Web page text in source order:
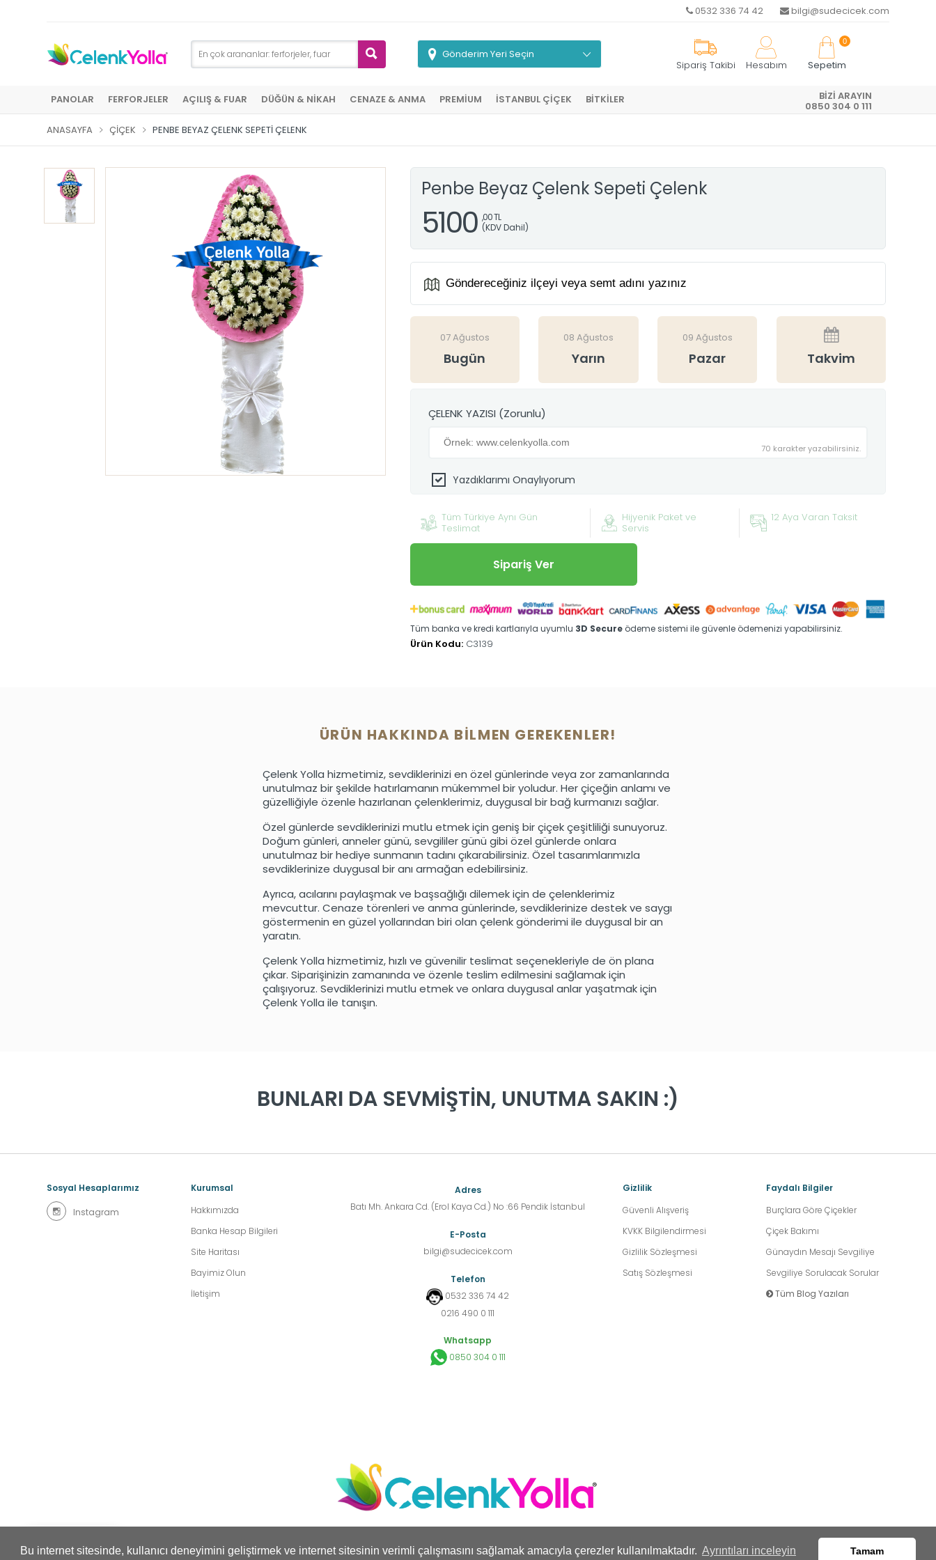
Bu internet sitesinde, kullanıcı deneyimini geliştirmek ve internet sitesinin verimli çalışmasını sağlamak amacıyla çerezler kullanılmaktadır. Ayrıntıları inceleyin Tamam
0532 336 74 42 bilgi@sudecicek.com
Gönderim Yeri Seçin
Sipariş Takibi
Hesabım Sepetim
0
PANOLAR FERFORJELER AÇILIŞ & FUAR DÜĞÜN & NİKAH CENAZE & ANMA PREMİUM İSTANBUL ÇİÇEK BİTKİLER BİZİ ARAYIN
0850 304 0 111
ANASAYFA
ÇIÇEK PENBE BEYAZ ÇELENK SEPETI ÇELENK
Penbe Beyaz Çelenk Sepeti Çelenk
5100 ,00 TL
(KDV Dahil)
07 Ağustos
Bugün
08 Ağustos
Yarın
09 Ağustos
Pazar Takvim
ÇELENK YAZISI (Zorunlu)
70 karakter yazabilirsiniz.
Yazdıklarımı Onaylıyorum
Tüm Türkiye Aynı Gün
Teslimat
Hijyenik Paket ve
Servis
12 Aya Varan Taksit
Sipariş Ver
Tüm banka ve kredi kartlarıyla uyumlu 3D Secureödeme sistemi ile güvenle ödemenizi yapabilirsiniz.
Ürün Kodu: C3139
ÜRÜN HAKKINDA BILMEN GEREKENLER!
Çelenk Yolla hizmetimiz, sevdiklerinizi en özel günlerinde veya zor zamanlarında
unutulmaz bir şekilde hatırlamanın mükemmel bir yoludur. Her çiçeğin anlamı ve
güzelliğiyle özenle hazırlanan çelenklerimiz, duygusal bir bağ kurmanızı sağlar.
Özel günlerde sevdiklerinizi mutlu etmek için geniş bir çiçek çeşitliliği sunuyoruz.
Doğum günleri, anneler günü, sevgililer günü gibi özel günlerde onlara
unutulmaz bir hediye sunmanın tadını çıkarabilirsiniz. Özel tasarımlarımızla
sevdiklerinize duygusal bir anı armağan edebilirsiniz.
Ayrıca, acılarını paylaşmak ve başsağlığı dilemek için de çelenklerimiz
mevcuttur. Cenaze törenleri ve anma günlerinde, sevdiklerinize destek ve saygı
göstermenin en güzel yollarından biri olan çelenk gönderimi ile duygusal bir an
yaratın.
Çelenk Yolla hizmetimiz, hızlı ve güvenilir teslimat seçenekleriyle de ön plana
çıkar. Siparişinizin zamanında ve özenle teslim edilmesini sağlamak için
çalışıyoruz. Sevdiklerinizi mutlu etmek ve onlara duygusal anlar yaşatmak için
Çelenk Yolla ile tanışın.
BUNLARI DA SEVMİŞTİN, UNUTMA SAKIN :)
Sosyal Hesaplarımız
Instagram
Kurumsal
Hakkımızda
Banka Hesap Bilgileri
Site Haritası
Bayimiz Olun
İletişim
Adres
Batı Mh. Ankara Cd. (Erol Kaya Cd.) No :66 Pendik İstanbul
E-Posta
bilgi@sudecicek.com
Telefon
0532 336 74 42
0216 490 0 111
Whatsapp
0850 304 0 111
Gizlilik
Güvenli Alışveriş
KVKK Bilgilendirmesi
Gizlilik Sözleşmesi
Satış Sözleşmesi
Faydalı Bilgiler
Burçlara Göre Çiçekler
Çiçek Bakımı
Günaydın Mesajı Sevgiliye
Sevgiliye Sorulacak Sorular
Tüm Blog Yazıları
Whatsapp